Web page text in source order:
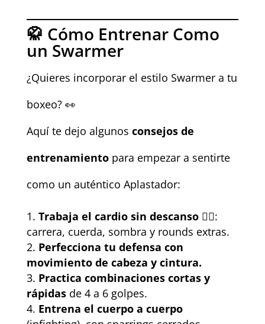
🥋 Cómo Entrenar Como
un Swarmer
¿Quieres incorporar el estilo Swarmer a tu
boxeo? 👀
Aquí te dejo algunos consejos de
entrenamientopara empezar a sentirte
como un auténtico Aplastador:
Trabaja el cardio sin descanso🏃‍♂️:
carrera, cuerda, sombra y rounds extras.
Perfecciona tu defensa con
movimiento de cabeza y cintura.
Practica combinaciones cortas y
rápidasde 4 a 6 golpes.
Entrena el cuerpo a cuerpo